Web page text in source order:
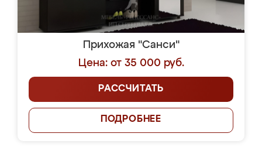
Прихожая "Санси"
Цена: от 35 000 руб.
РАССЧИТАТЬ
ПОДРОБНЕЕ